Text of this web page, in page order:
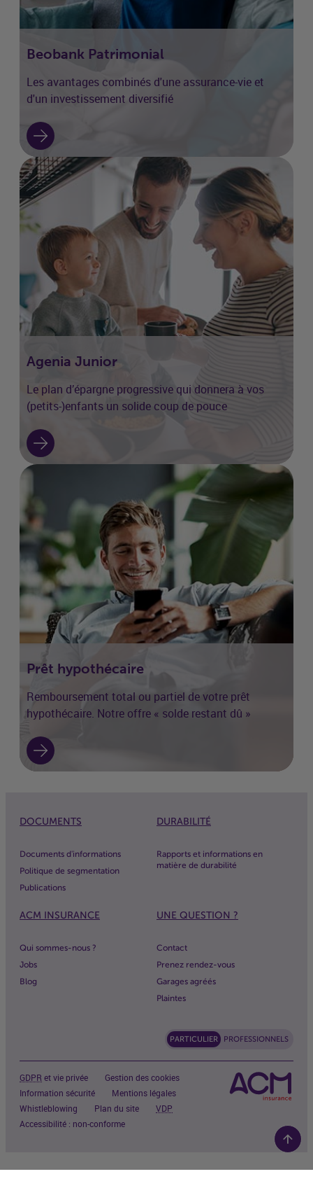
Beobank Patrimonial
Les avantages combinés d'une assurance-vie et
d'un investissement diversifié
Agenia Junior
Le plan d’épargne progressive qui donnera à vos
(petits-)enfants un solide coup de pouce
Prêt hypothécaire
Remboursement total ou partiel de votre prêt
hypothécaire. Notre offre « solde restant dû »
DOCUMENTS
Documents d'informations
Politique de segmentation
Publications
DURABILITÉ
Rapports et informations en
matière de durabilité
ACM INSURANCE
Qui sommes-nous ?
Jobs
Blog
UNE QUESTION ?
Contact
Prenez rendez-vous
Garages agréés
Plaintes
PARTICULIER PROFESSIONNELS
GDPR et vie privée
Gestion des cookies
Information sécurité
Mentions légales
Whistleblowing
Plan du site
VDP
Accessibilité : non-conforme